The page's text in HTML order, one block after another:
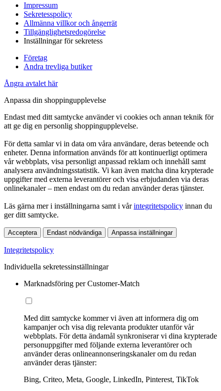
Impressum
Sekretesspolicy
Allmänna villkor och ångerrät
Tillgänglighetsredogörelse
Inställningar för sekretess
Företag
Andra trevliga butiker
Ångra avtalet här
Anpassa din shoppingupplevelse
Endast med ditt samtycke använder vi cookies och annan teknik för
att ge dig en personlig shoppingupplevelse.
För detta samlar vi in data om våra användare, deras beteende och
enheter. Denna information används för att kontinuerligt optimera
vår webbplats, visa personligt anpassad reklam och innehåll samt
analysera användningsstatistik. Vi kan även matcha dina krypterade
uppgifter med externa leverantörer och visa erbjudanden via deras
onlinekanaler – men endast om du redan använder deras tjänster.
Läs gärna mer i inställningarna samt i vårintegritetspolicy innan du
ger ditt samtycke.
Acceptera Endast nödvändiga Anpassa inställningar
Integritetspolicy
Individuella sekretessinställningar
Marknadsföring per Customer-Match
Med ditt samtycke kommer vi även att informera dig om
kampanjer och visa dig relevanta produkter utanför vår
webbplats. För detta ändamål synkroniserar vi dina krypterade
personuppgifter med följande externa leverantörer och
använder deras onlineannonseringskanaler om du redan
använder deras tjänster:
Bing, Criteo, Meta, Google, LinkedIn, Pinterest, TikTok